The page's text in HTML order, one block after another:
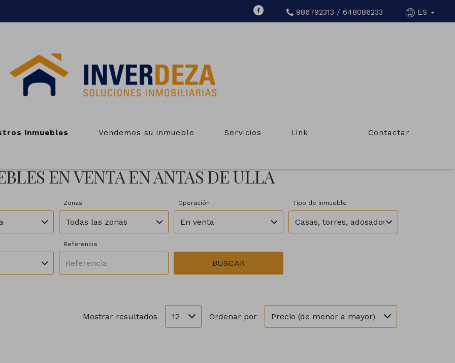
986792313 / 648086233 ES
inmuebles Vendemos su inmueble Servicios Link Contactar
EN VENTA EN ANTAS DE ULLA
Zonas
Todas las zonas
Operación
En venta
Tipo de inmueble
Casas, torres, adosados, chalets
Referencia
BUSCAR
Mostrar resultados 12 Ordenar por Precio (de menor a mayor)